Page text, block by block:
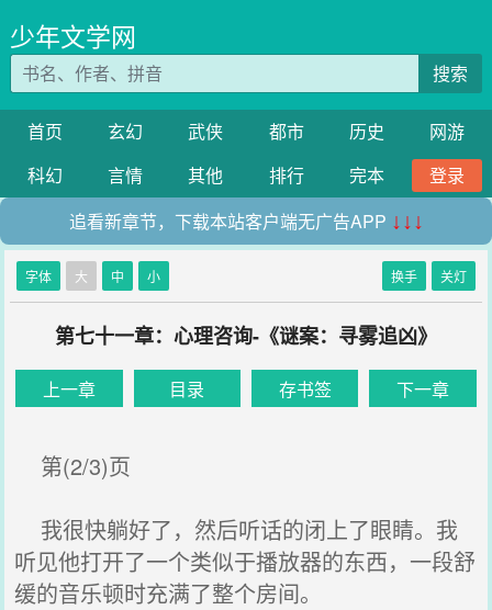
少年文学网
搜索
首页 玄幻 武侠 都市 历史
网游
科幻
言情 其他 排行 完本
登录
追看新章节，下载本站客户端无广告APP ↓↓↓
字体 大 中 小 换手 关灯
第七十一章：心理咨询-《谜案：寻雾追凶》
上一章 目录 存书签 下一章
第(2/3)页
我很快躺好了，然后听话的闭上了眼睛。我
听见他打开了一个类似于播放器的东西，一段舒
缓的音乐顿时充满了整个房间。